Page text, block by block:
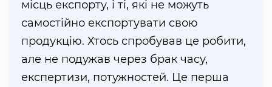
місць експорту, і ті, які не можуть
самостійно експортувати свою
продукцію. Хтось спробував це робити,
але не подужав через брак часу,
експертизи, потужностей. Це перша